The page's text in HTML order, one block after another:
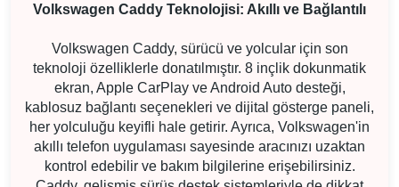
Volkswagen Caddy Teknolojisi: Akıllı ve Bağlantılı
Volkswagen Caddy, sürücü ve yolcular için son
teknoloji özelliklerle donatılmıştır. 8 inçlik dokunmatik
ekran, Apple CarPlay ve Android Auto desteği,
kablosuz bağlantı seçenekleri ve dijital gösterge paneli,
her yolculuğu keyifli hale getirir. Ayrıca, Volkswagen'in
akıllı telefon uygulaması sayesinde aracınızı uzaktan
kontrol edebilir ve bakım bilgilerine erişebilirsiniz.